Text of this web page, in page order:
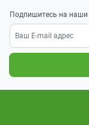
Подпишитесь на наши